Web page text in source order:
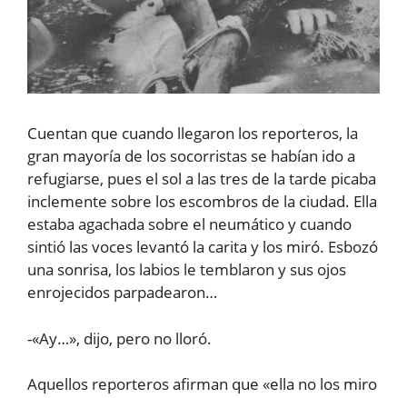
Cuentan que cuando llegaron los reporteros, la
gran mayoría de los socorristas se habían ido a
refugiarse, pues el sol a las tres de la tarde picaba
inclemente sobre los escombros de la ciudad. Ella
estaba agachada sobre el neumático y cuando
sintió las voces levantó la carita y los miró. Esbozó
una sonrisa, los labios le temblaron y sus ojos
enrojecidos parpadearon…
-«Ay…», dijo, pero no lloró.
Aquellos reporteros afirman que «ella no los miro